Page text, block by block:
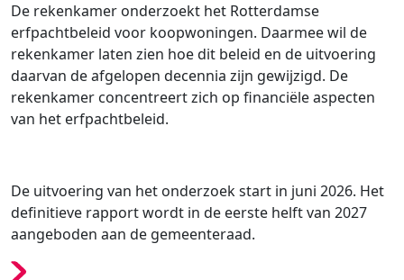
De rekenkamer onderzoekt het Rotterdamse
erfpachtbeleid voor koopwoningen. Daarmee wil de
rekenkamer laten zien hoe dit beleid en de uitvoering
daarvan de afgelopen decennia zijn gewijzigd. De
rekenkamer concentreert zich op financiële aspecten
van het erfpachtbeleid.
De uitvoering van het onderzoek start in juni 2026. Het
definitieve rapport wordt in de eerste helft van 2027
aangeboden aan de gemeenteraad.